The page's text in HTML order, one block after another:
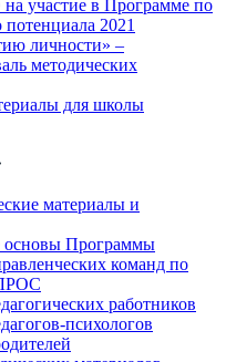
участие в Программе по
2021
личности» –
методических
для школы
материалы и
основы Программы
команд по
работников
психологов